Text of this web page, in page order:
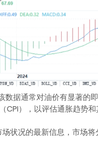
据通常对油价有显著的
），以评估通胀趋势和
状况的最新信息，市场将